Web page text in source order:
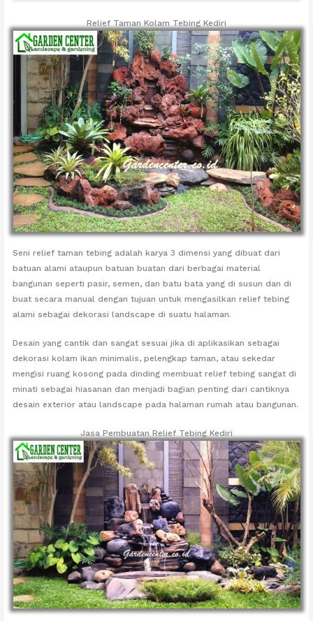
Relief Taman Kolam Tebing Kediri
Seni relief taman tebing adalah karya 3 dimensi yang dibuat dari
batuan alami ataupun batuan buatan dari berbagai material
bangunan seperti pasir, semen, dan batu bata yang di susun dan di
buat secara manual dengan tujuan untuk mengasilkan relief tebing
alami sebagai dekorasi landscape di suatu halaman.
Desain yang cantik dan sangat sesuai jika di aplikasikan sebagai
dekorasi kolam ikan minimalis, pelengkap taman, atau sekedar
mengisi ruang kosong pada dinding membuat relief tebing sangat di
minati sebagai hiasanan dan menjadi bagian penting dari cantiknya
desain exterior atau landscape pada halaman rumah atau bangunan.
Jasa Pembuatan Relief Tebing Kediri